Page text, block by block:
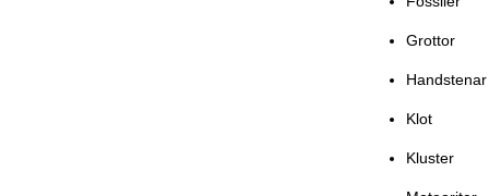
Grottor
Handstenar
Klot
Kluster